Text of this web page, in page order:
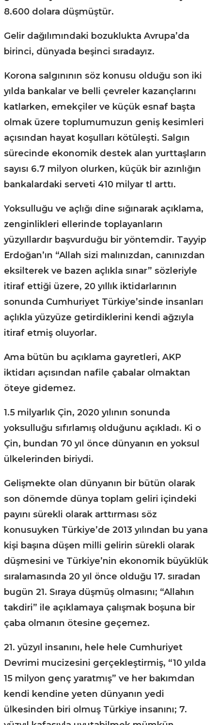
8.600 dolara düşmüştür.
Gelir dağılımındaki bozuklukta Avrupa’da
birinci, dünyada beşinci sıradayız.
Korona salgınının söz konusu olduğu son iki
yılda bankalar ve belli çevreler kazançlarını
katlarken, emekçiler ve küçük esnaf başta
olmak üzere toplumumuzun geniş kesimleri
açısından hayat koşulları kötüleşti. Salgın
sürecinde ekonomik destek alan yurttaşların
sayısı 6.7 milyon olurken, küçük bir azınlığın
bankalardaki serveti 410 milyar tl arttı.
Yoksulluğu ve açlığı dine sığınarak açıklama,
zenginlikleri ellerinde toplayanların
yüzyıllardır başvurduğu bir yöntemdir. Tayyip
Erdoğan’ın “Allah sizi malınızdan, canınızdan
eksilterek ve bazen açlıkla sınar” sözleriyle
itiraf ettiği üzere, 20 yıllık iktidarlarının
sonunda Cumhuriyet Türkiye’sinde insanları
açlıkla yüzyüze getirdiklerini kendi ağzıyla
itiraf etmiş oluyorlar.
Ama bütün bu açıklama gayretleri, AKP
iktidarı açısından nafile çabalar olmaktan
öteye gidemez.
1.5 milyarlık Çin, 2020 yılının sonunda
yoksulluğu sıfırlamış olduğunu açıkladı. Ki o
Çin, bundan 70 yıl önce dünyanın en yoksul
ülkelerinden biriydi.
Gelişmekte olan dünyanın bir bütün olarak
son dönemde dünya toplam geliri içindeki
payını sürekli olarak arttırması söz
konusuyken Türkiye’de 2013 yılından bu yana
kişi başına düşen milli gelirin sürekli olarak
düşmesini ve Türkiye’nin ekonomik büyüklük
sıralamasında 20 yıl önce olduğu 17. sıradan
bugün 21. Sıraya düşmüş olmasını; “Allahın
takdiri” ile açıklamaya çalışmak boşuna bir
çaba olmanın ötesine geçemez.
21. yüzyıl insanını, hele hele Cumhuriyet
Devrimi mucizesini gerçekleştirmiş, “10 yılda
15 milyon genç yaratmış” ve her bakımdan
kendi kendine yeten dünyanın yedi
ülkesinden biri olmuş Türkiye insanını; 7.